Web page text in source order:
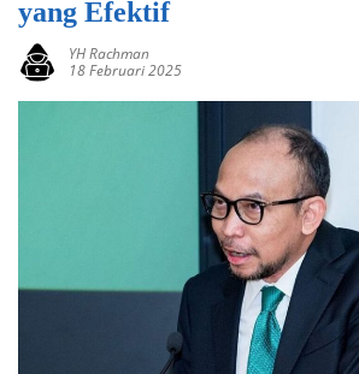
yang Efektif
YH Rachman
18 Februari 2025